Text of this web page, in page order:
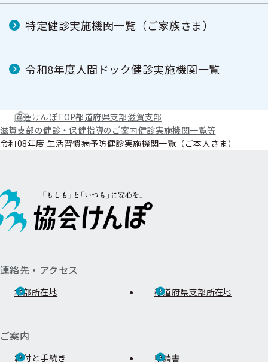
特定健診実施機関一覧（ご家族さま）
令和8年度人間ドック健診実施機関一覧
協会けんぽTOP都道府県支部滋賀支部
滋賀支部の健診・保健指導のご案内健診実施機関一覧等
令和08年度 生活習慣病予防健診実施機関一覧（ご本人さま）
連絡先・アクセス
本部所在地 都道府県支部所在地
ご案内
給付と手続き 申請書